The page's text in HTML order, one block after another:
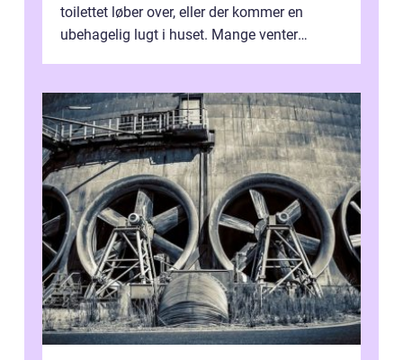
toilettet løber over, eller der kommer en
ubehagelig lugt i huset. Mange venter